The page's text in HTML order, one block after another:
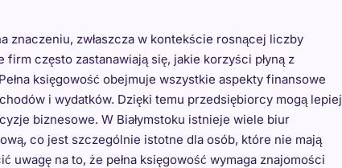
znaczeniu, zwłaszcza w kontekście rosnącej liczby
często zastanawiają się, jakie korzyści płyną z
księgowość obejmuje wszystkie aspekty finansowe
i wydatków. Dzięki temu przedsiębiorcy mogą lepiej
biznesowe. W Białymstoku istnieje wiele biur
co jest szczególnie istotne dla osób, które nie mają
na to, że pełna księgowość wymaga znajomości